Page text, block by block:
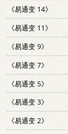
《易通变 14》
《易通变 11》
《易通变 9》
《易通变 7》
《易通变 5》
《易通变 3》
《易通变 2》